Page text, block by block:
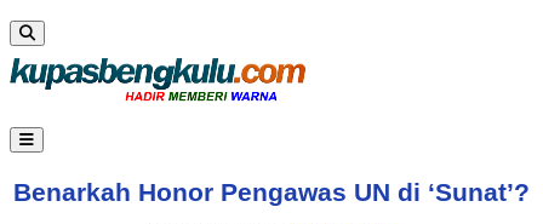
Benarkah Honor Pengawas UN di ‘Sunat’?